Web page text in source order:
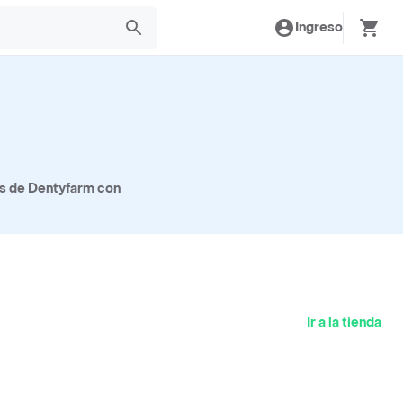
Ingreso
de Dentyfarm con
Ir a la tienda